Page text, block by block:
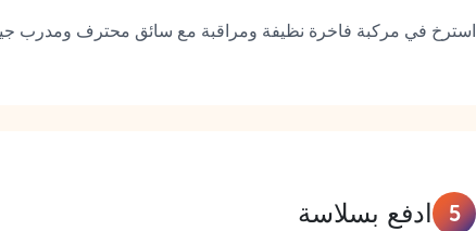
استرخ في مركبة فاخرة نظيفة ومراقبة مع سائق محترف ومدرب
5 ادفع بسلاسة